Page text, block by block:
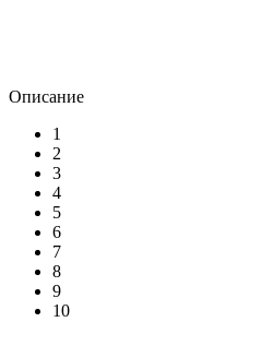
Описание
1
2
3
4
5
6
7
8
9
10